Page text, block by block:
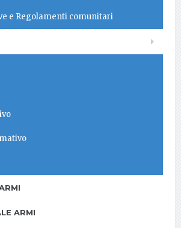
e Regolamenti comunitari
ARMI